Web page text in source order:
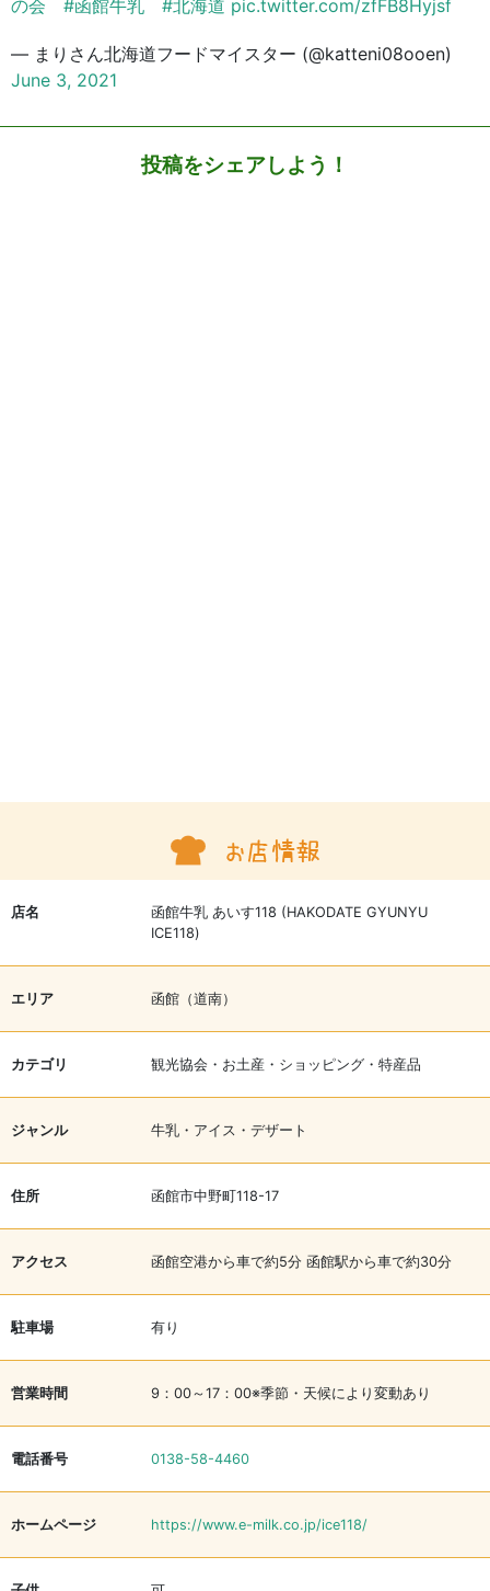
の会 #函館牛乳 #北海道 pic.twitter.com/zfFB8Hyjsf
— まりさん北海道フードマイスター (@katteni08ooen)
June 3, 2021
投稿をシェアしよう！
店名
函館牛乳 あいす118 (HAKODATE GYUNYU
ICE118)
エリア 函館（道南）
カテゴリ 観光協会・お土産・ショッピング・特産品
ジャンル 牛乳・アイス・デザート
住所 函館市中野町118-17
アクセス 函館空港から車で約5分 函館駅から車で約30分
駐車場 有り
営業時間 9：00～17：00※季節・天候により変動あり
電話番号 0138-58-4460
ホームページ https://www.e-milk.co.jp/ice118/